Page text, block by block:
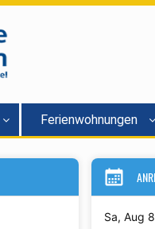
Ferienwohnungen
Sa, Aug 8